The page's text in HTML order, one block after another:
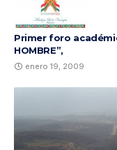
Primer foro
HOMBRE”,
enero 19, 2009